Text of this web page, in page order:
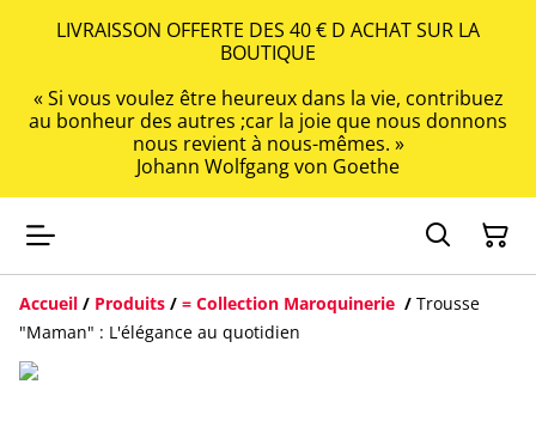
LIVRAISSON OFFERTE DES 40 € D ACHAT SUR LA
BOUTIQUE
« Si vous voulez être heureux dans la vie, contribuez
au bonheur des autres ;car la joie que nous donnons
nous revient à nous-mêmes. »
Johann Wolfgang von Goethe
Accueil / Produits / = Collection Maroquinerie / Trousse
"Maman" : L'élégance au quotidien